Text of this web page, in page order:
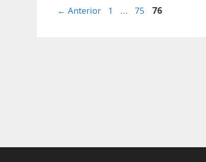
← Anterior Página
1 … Página
75 Página
76